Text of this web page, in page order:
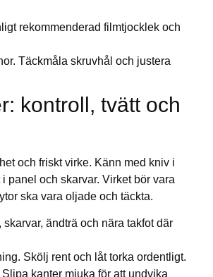
rekommenderad filmtjocklek och
Täckmåla skruvhål och justera
kontroll, tvätt och
och friskt virke. Känn med kniv i
panel och skarvar. Virket bör vara
ska vara oljade och täckta.
ändträ och nära takfot där
Skölj rent och låt torka ordentligt.
kanter mjuka för att undvika